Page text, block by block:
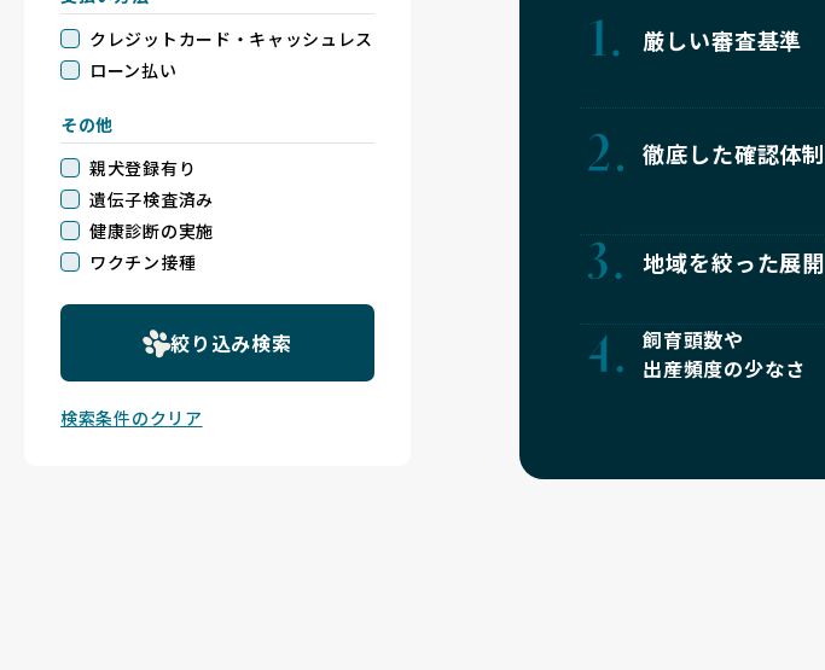
クレジットカード・キャッシュレス
ローン払い
その他
親犬登録有り
遺伝子検査済み
健康診断の実施
ワクチン接種
絞り込み検索
検索条件のクリア
厳しい審査基準
徹底した確認体制
地域を絞った展開
飼育頭数や
出産頻度の少なさ